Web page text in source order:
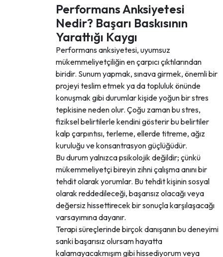
Performans Anksiyetesi
Nedir? Başarı Baskısının
Yarattığı Kaygı
Performans anksiyetesi, uyumsuz
mükemmeliyetçiliğin en çarpıcı çıktılarından
biridir. Sunum yapmak, sınava girmek, önemli bir
projeyi teslim etmek ya da topluluk önünde
konuşmak gibi durumlar kişide yoğun bir stres
tepkisine neden olur. Çoğu zaman bu stres,
fiziksel belirtilerle kendini gösterir bu belirtiler
kalp çarpıntısı, terleme, ellerde titreme, ağız
kuruluğu ve konsantrasyon güçlüğüdür.
Bu durum yalnızca psikolojik değildir; çünkü
mükemmeliyetçi bireyin zihni çalışma anını bir
tehdit olarak yorumlar. Bu tehdit kişinin sosyal
olarak reddedileceği, başarısız olacağı veya
değersiz hissettirecek bir sonuçla karşılaşacağı
varsayımına dayanır.
Terapi süreçlerinde birçok danışanın bu deneyimi
sanki başarısız olursam hayatta
kalamayacakmışım gibi hissediyorum veya